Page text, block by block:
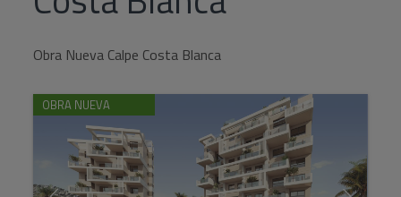
Obra Nueva Calpe Costa Blanca
OBRA NUEVA